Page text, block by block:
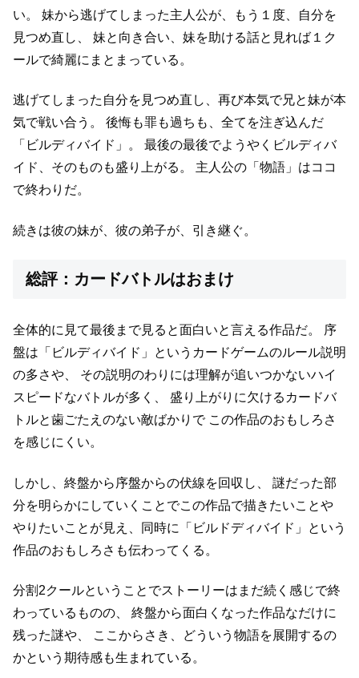
い。
妹から逃げてしまった主人公が、もう１度、自分を
見つめ直し、
妹と向き合い、妹を助ける話と見れば１ク
ールで綺麗にまとまっている。
逃げてしまった自分を見つめ直し、再び本気で兄と妹が本
気で戦い合う。
後悔も罪も過ちも、全てを注ぎ込んだ
「ビルディバイド」。
最後の最後でようやくビルディバ
イド、そのものも盛り上がる。
主人公の「物語」はココ
で終わりだ。
続きは彼の妹が、彼の弟子が、引き継ぐ。
総評：カードバトルはおまけ
全体的に見て最後まで見ると面白いと言える作品だ。
序
盤は「ビルディバイド」というカードゲームのルール説明
の多さや、
その説明のわりには理解が追いつかないハイ
スピードなバトルが多く、
盛り上がりに欠けるカードバ
トルと歯ごたえのない敵ばかりでこの作品のおもしろさ
を感じにくい。
しかし、終盤から序盤からの伏線を回収し、
謎だった部
分を明らかにしていくことでこの作品で描きたいことや
やりたいことが見え、同時に「ビルドディバイド」という
作品のおもしろさも伝わってくる。
分割2クールということでストーリーはまだ続く感じで終
わっているものの、
終盤から面白くなった作品なだけに
残った謎や、
ここからさき、どういう物語を展開するの
かという期待感も生まれている。